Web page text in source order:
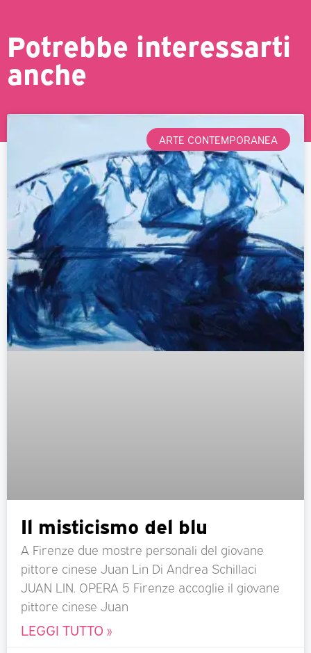
Potrebbe interessarti
anche
ARTE CONTEMPORANEA
Il misticismo del blu
A Firenze due mostre personali del giovane
pittore cinese Juan Lin Di Andrea Schillaci
JUAN LIN. OPERA 5 Firenze accoglie il giovane
pittore cinese Juan
LEGGI TUTTO »